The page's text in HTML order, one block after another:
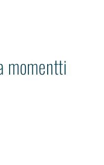
momentti